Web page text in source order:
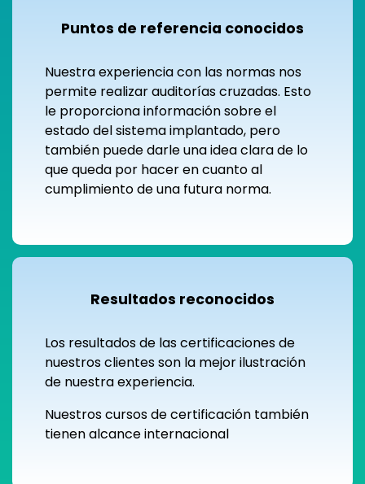
Puntos de referencia conocidos
Nuestra experiencia con las normas nos
permite realizar auditorías cruzadas. Esto
le proporciona información sobre el
estado del sistema implantado, pero
también puede darle una idea clara de lo
que queda por hacer en cuanto al
cumplimiento de una futura norma.
Resultados reconocidos
Los resultados de las certificaciones de
nuestros clientes son la mejor ilustración
de nuestra experiencia.
Nuestros cursos de certificación también
tienen alcance internacional